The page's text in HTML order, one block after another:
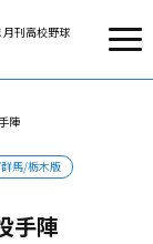
刊高校野球
陣
馬/栃木版
手陣